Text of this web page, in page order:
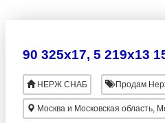
90 325х17, 5 219х13
НЕРЖ СНАБ Продам
Москва и Московская область,